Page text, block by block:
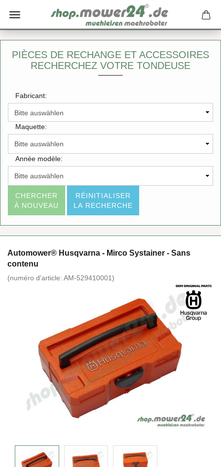
PIÈCES DE RECHANGE ET ACCESSOIRES
RECHERCHEZ VOTRE TONDEUSE
Fabricant:
Maquette:
Année modèle:
CHERCHER
À NOUVEAU
RÉINITIALISER
LA RECHERCHE
Au­to­mo­wer® Hus­q­var­na - Mirco Sys­tai­ner - Sans
conte­nu
(nu­mé­ro d'ar­ticle: AM-​529410001)